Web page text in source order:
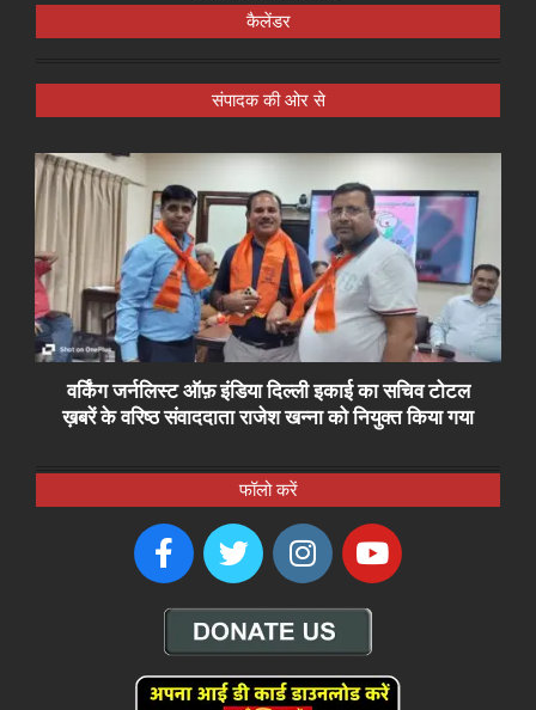
कैलेंडर
संपादक की ओर से
वर्किंग जर्नलिस्ट ऑफ़ इंडिया दिल्ली इकाई का सचिव टोटल
ख़बरें के वरिष्ठ संवाददाता राजेश खन्ना को नियुक्त किया गया
फॉलो करें